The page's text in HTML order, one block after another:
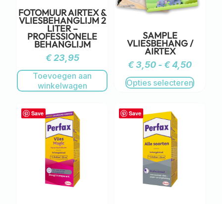
FOTOMUUR AIRTEX &
VLIESBEHANGLIJM 2
LITER –
PROFESSIONELE
BEHANGLIJM
€23,95
Toevoegen aan
winkelwagen
SAMPLE
VLIESBEHANG /
AIRTEX
€3,50 - €4,50
Opties selecteren
Save Save